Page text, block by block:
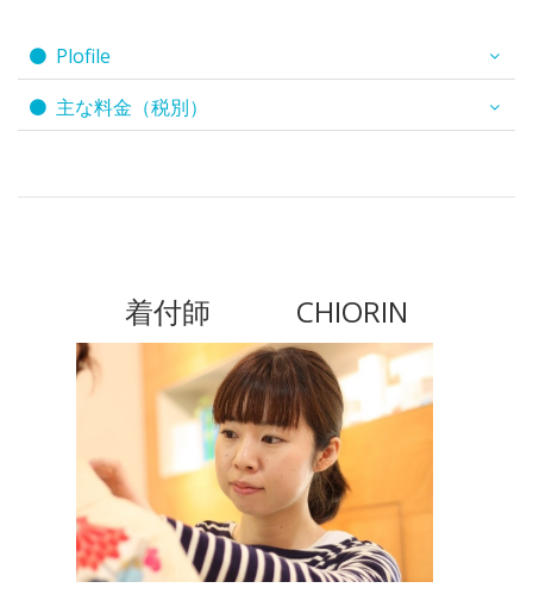
Plofile
主な料金（税別）
着付師 CHIORIN